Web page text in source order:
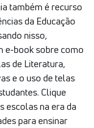
também é recurso
da Educação
nisso,
e-book sobre como
de Literatura,
e o uso de telas
Clique
escolas na era da
para ensinar